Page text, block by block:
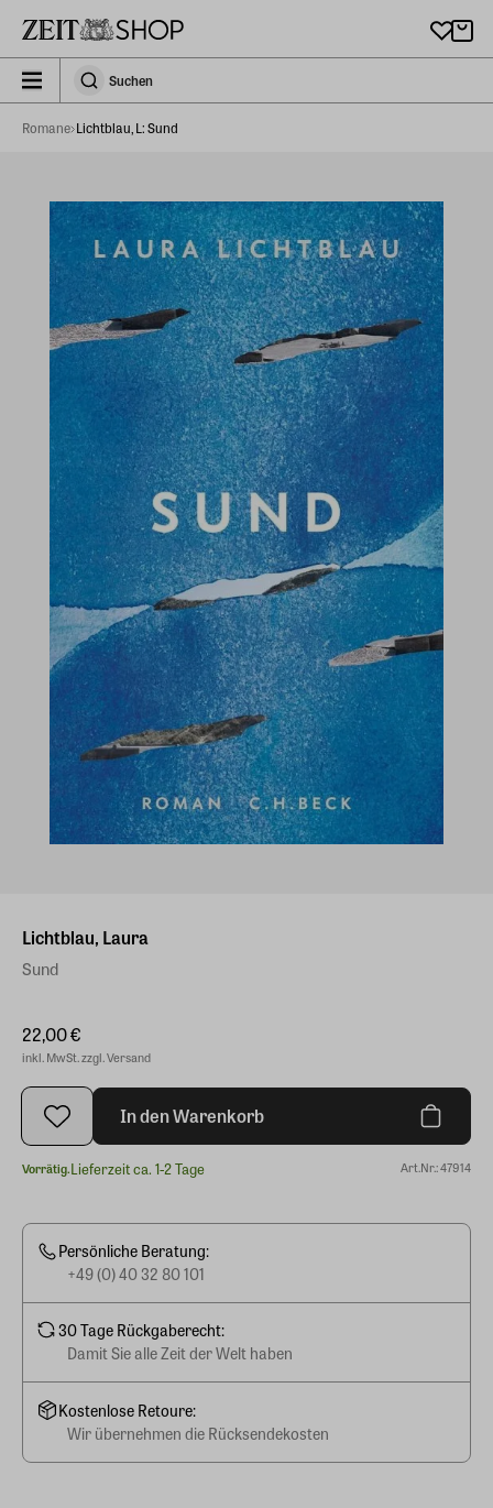
zeit_storefront.components.search.collapsed
SuchenSuchen
Romane Lichtblau, L: Sund
Lichtblau, Laura
Sund
22,00 €
inkl. MwSt. zzgl. Versand
In den Warenkorb
Vorrätig.Lieferzeit ca. 1-2 Tage Art.Nr.: 47914
Persönliche Beratung:
+49 (0) 40 32 80 101
30 Tage Rückgaberecht:
Damit Sie alle Zeit der Welt haben
Kostenlose Retoure:
Wir übernehmen die Rücksendekosten